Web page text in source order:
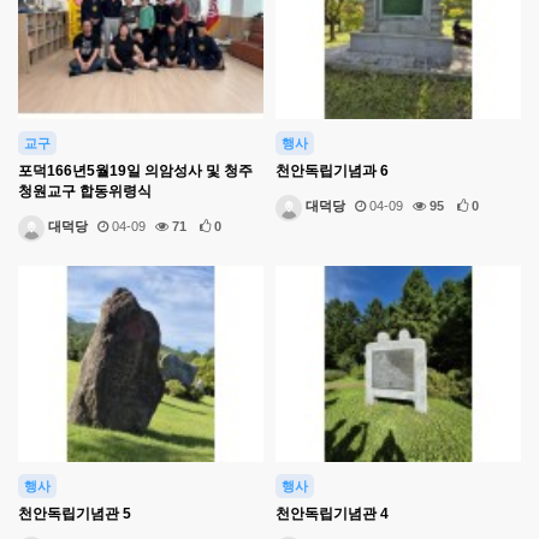
교구
포덕166년5월19일 의암성사 및 청주
청원교구 합동위령식
대덕당 04-09 71 0
행사
천안독립기념과 6
대덕당 04-09 95 0
행사
천안독립기념관 5
행사
천안독립기념관 4